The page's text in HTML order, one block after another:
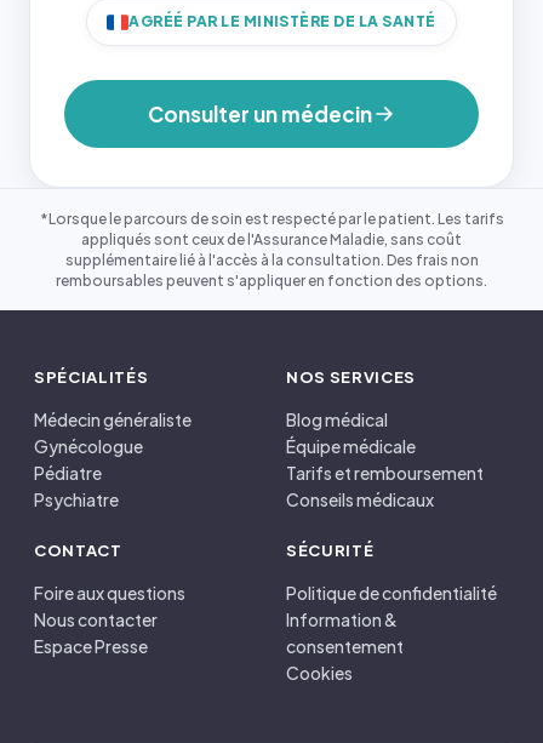
AGRÉÉ PAR LE MINISTÈRE DE LA SANTÉ
Consulter un médecin
*Lorsque le parcours de soin est respecté par le patient. Les tarifs
appliqués sont ceux de l'Assurance Maladie, sans coût
supplémentaire lié à l'accès à la consultation. Des frais non
remboursables peuvent s'appliquer en fonction des options.
SPÉCIALITÉS
Médecin généraliste
Gynécologue
Pédiatre
Psychiatre
NOS SERVICES
Blog médical
Équipe médicale
Tarifs et remboursement
Conseils médicaux
CONTACT
Foire aux questions
Nous contacter
Espace Presse
SÉCURITÉ
Politique de confidentialité
Information &
consentement
Cookies